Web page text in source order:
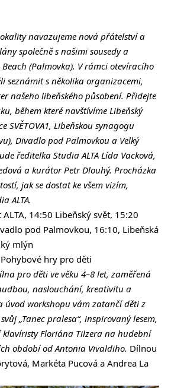
navazujeme nová přátelství a
společně s našimi sousedy a
(Palmovka). V rámci otevíracího
seznámit s několika organizacemi,
našeho libeňského působení. Přidejte
během které navštívíme Libeňský
SVĚTOVA1, Libeňskou synagogu
Divadlo pod Palmovkou a Velký
ředitelka Studia ALTA Lída Vacková,
a kurátor Petr Dlouhý. Procházka
jak se dostat ke všem vizím,
ALTA.
14:50 Libeňský svět, 15:20
pod Palmovkou, 16:10, Libeňská
mlýn
hry pro děti
pro děti ve věku 4–8 let, zaměřená
naslouchání, kreativitu a
úvod workshopu vám zatančí děti z
„Tanec pralesa“, inspirovaný lesem,
Floriána Tilzera na hudební
období od Antonia Vivaldiho. Dílnou
Markéta Pucová a Andrea La